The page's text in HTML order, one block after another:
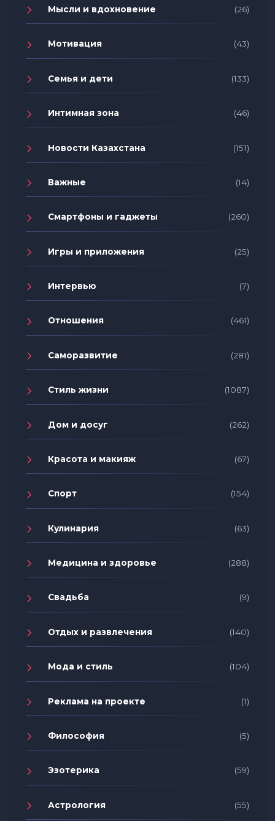
Мысли и вдохновение (26)
Мотивация (43)
Семья и дети (133)
Интимная зона (46)
Новости Казахстана (151)
Важные (14)
Смартфоны и гаджеты (260)
Игры и приложения (25)
Интервью (7)
Отношения (461)
Саморазвитие (281)
Стиль жизни (1087)
Дом и досуг (262)
Красота и макияж (67)
Спорт (154)
Кулинария (63)
Медицина и здоровье (288)
Свадьба (9)
Отдых и развлечения (140)
Мода и стиль (104)
Реклама на проекте (1)
Философия (5)
Эзотерика (59)
Астрология (55)